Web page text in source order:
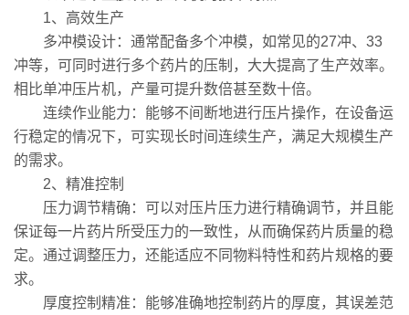
1、高效生产
多冲模设计：通常配备多个冲模，如常见的27冲、33
冲等，可同时进行多个药片的压制，大大提高了生产效率。
相比单冲压片机，产量可提升数倍甚至数十倍。
连续作业能力：能够不间断地进行压片操作，在设备运
行稳定的情况下，可实现长时间连续生产，满足大规模生产
的需求。
2、精准控制
压力调节精确：可以对压片压力进行精确调节，并且能
保证每一片药片所受压力的一致性，从而确保药片质量的稳
定。通过调整压力，还能适应不同物料特性和药片规格的要
求。
厚度控制精准：能够准确地控制药片的厚度，其误差范